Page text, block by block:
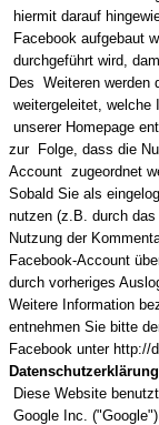
hiermit darauf
Facebook aufgebaut
durchgeführt wird,
Des Weiteren werden
weitergeleitet, welche
unserer Homepage
zur Folge, dass die
Account zugeordnet
Sobald Sie als
nutzen (z.B. durch
Nutzung der
Facebook-Account
durch vorheriges
Weitere Information
entnehmen Sie bitte
Facebook unter http://
Diese Website
Google Inc.